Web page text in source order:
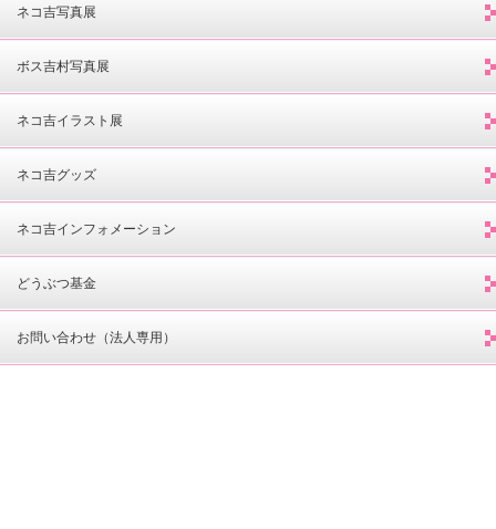
ネコ吉写真展
ボス吉村写真展
ネコ吉イラスト展
ネコ吉グッズ
ネコ吉インフォメーション
どうぶつ基金
お問い合わせ（法人専用）